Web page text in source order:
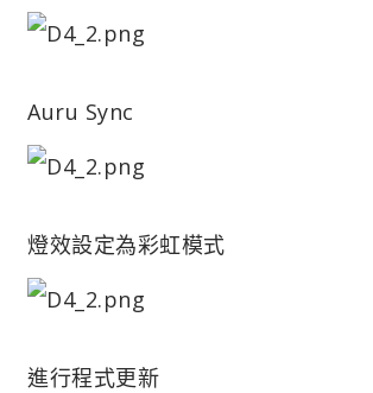
Auru Sync
燈效設定為彩虹模式
進行程式更新